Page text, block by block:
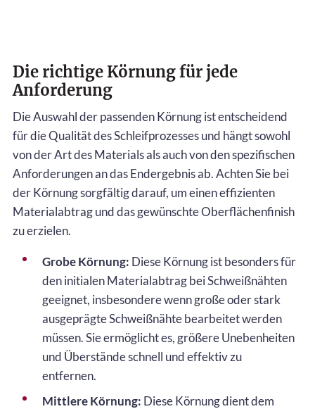
Die richtige Körnung für jede
Anforderung
Die Auswahl der passenden Körnung ist entscheidend
für die Qualität des Schleifprozesses und hängt sowohl
von der Art des Materials als auch von den spezifischen
Anforderungen an das Endergebnis ab. Achten Sie bei
der Körnung sorgfältig darauf, um einen effizienten
Materialabtrag und das gewünschte Oberflächenfinish
zu erzielen.
Grobe Körnung: Diese Körnung ist besonders für
den initialen Materialabtrag bei Schweißnähten
geeignet, insbesondere wenn große oder stark
ausgeprägte Schweißnähte bearbeitet werden
müssen. Sie ermöglicht es, größere Unebenheiten
und Überstände schnell und effektiv zu
entfernen.
Mittlere Körnung: Diese Körnung dient dem